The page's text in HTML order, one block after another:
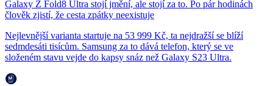
Galaxy Z Fold8 Ultra stojí jmění, ale stojí za to. Po pár hodinách
člověk zjistí, že cesta zpátky neexistuje
Nejlevnější varianta startuje na 53 999 Kč, ta nejdražší se blíží
sedmdesáti tisícům. Samsung za to dává telefon, který se ve
složeném stavu vejde do kapsy snáz než Galaxy S23 Ultra.